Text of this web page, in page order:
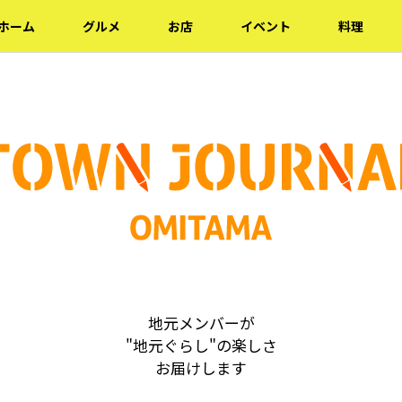
ーム グルメ お店 イベント 料理
地元メンバーが
"地元ぐらし"の楽しさ
お届けします